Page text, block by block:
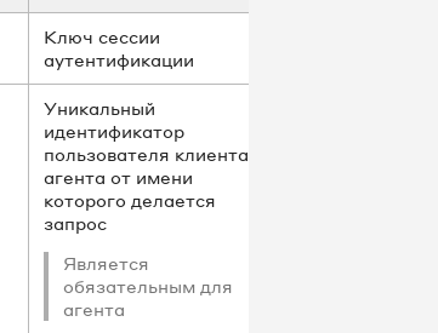
Ключ сессии
аутентификации
Уникальный
идентификатор
пользователя клиента
агента от имени
которого делается
запрос
Является
обязательным для
агента